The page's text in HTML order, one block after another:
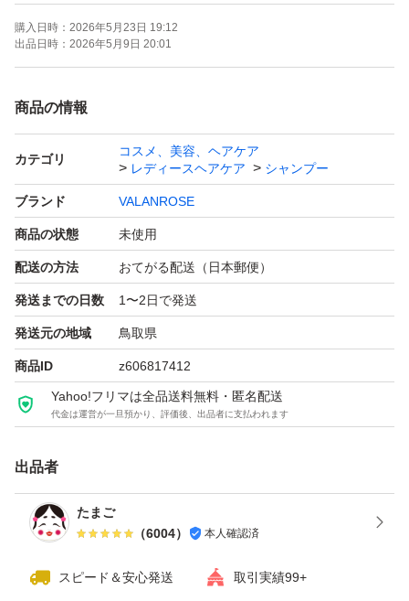
- 数量: 3
- カラー: ナチュラルブラック
- その他: カラー シャンプー 白髪染め
- 製造国: 日本
ご覧いただきありがとうございます。
凛子
購入日時： 2026年5月23日 19:12
出品日時： 2026年5月9日 20:01
商品の情報
カテゴリ
コスメ、美容、ヘアケア
レディースヘアケア
シャンプー
ブランド VALANROSE
商品の状態 未使用
配送の方法 おてがる配送（日本郵便）
発送までの日数 1〜2日で発送
発送元の地域 鳥取県
商品ID z606817412
Yahoo!フリマは全品送料無料・匿名配送
代金は運営が一旦預かり、評価後、出品者に支払われます
出品者
たまご
（6004） 本人確認済
スピード＆安心発送 取引実績99+